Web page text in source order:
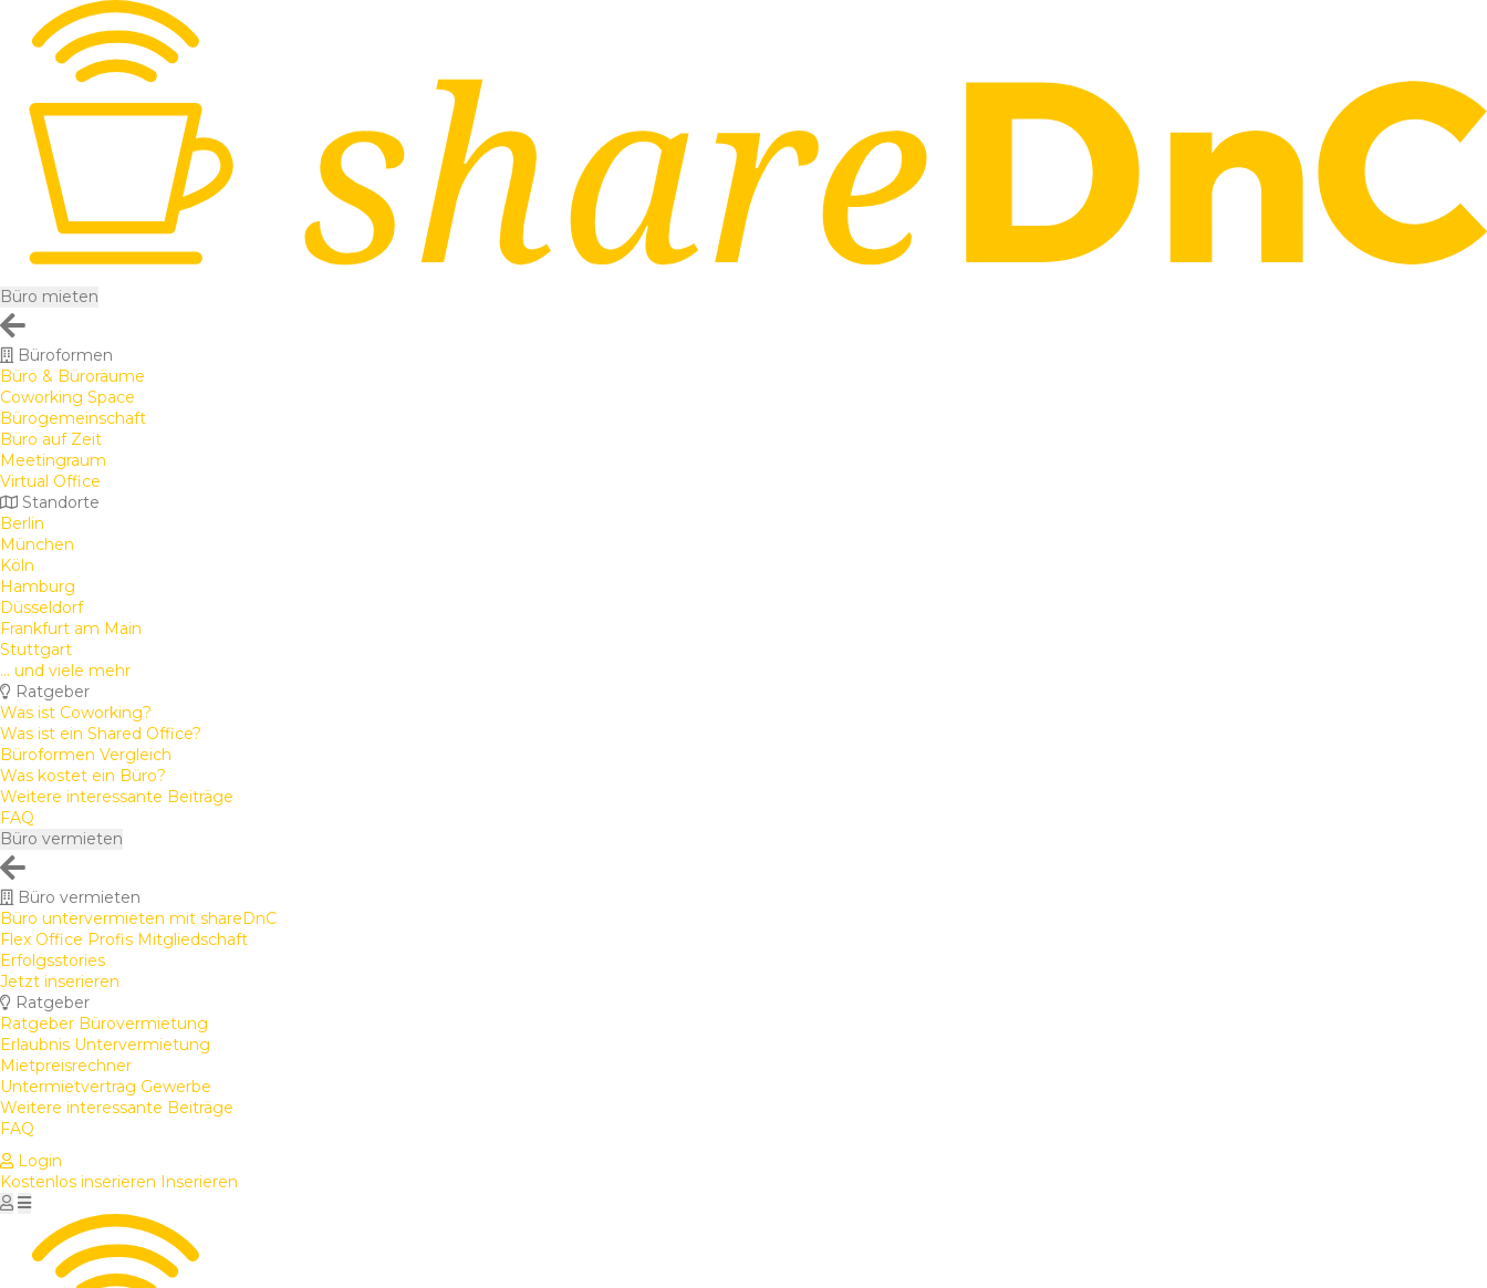
Büro mieten
Büroformen
Büro & Büroräume
Coworking Space
Bürogemeinschaft
Büro auf Zeit
Meetingraum
Virtual Office
Standorte
Berlin
München
Köln
Hamburg
Düsseldorf
Frankfurt am Main
Stuttgart
... und viele mehr
Ratgeber
Was ist Coworking?
Was ist ein Shared Office?
Büroformen Vergleich
Was kostet ein Büro?
Weitere interessante Beiträge
FAQ
Büro vermieten
Büro vermieten
Büro untervermieten mit shareDnC
Flex Office Profis Mitgliedschaft
Erfolgsstories
Jetzt inserieren
Ratgeber
Ratgeber Bürovermietung
Erlaubnis Untervermietung
Mietpreisrechner
Untermietvertrag Gewerbe
Weitere interessante Beiträge
FAQ
Login
Kostenlos inserieren Inserieren